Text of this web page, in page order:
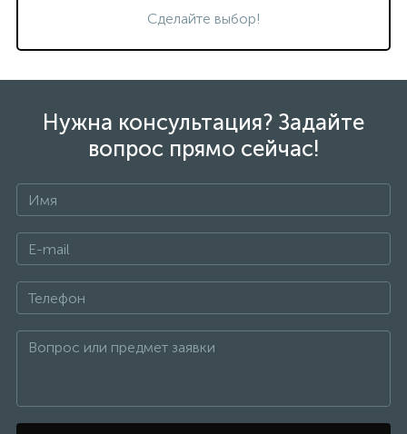
Сделайте выбор!
Нужна консультация? Задайте
вопрос прямо сейчас!